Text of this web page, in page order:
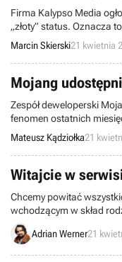
Firma Kalypso Media
„złoty” status. Oznacza
produkcji studia
zaplanowanym terminie.
Marcin Skierski21 kwietnia
Mojang
Zespół deweloperski
fenomen ostatnich
demo swojej
dla serwisu PC Gamer i
Mateusz Kądziołka21
Witajcie w
Chcemy powitać
wchodzącym w skład
się na graniu na
notebooków jako
Adrian Werner21